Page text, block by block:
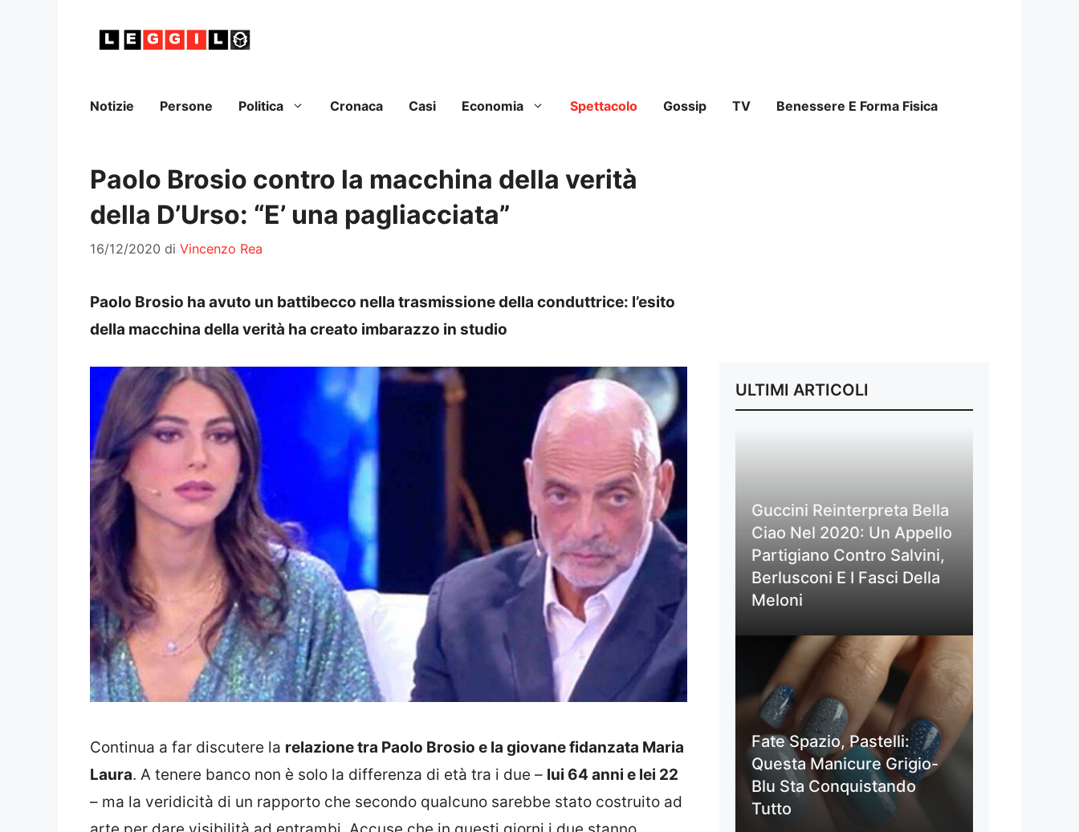
Notizie Persone Politica Cronaca Casi Economia Spettacolo Gossip TV Benessere E Forma Fisica
Paolo Brosio contro la macchina della verità
della D’Urso: “E’ una pagliacciata”
16/12/2020 di Vincenzo Rea
Paolo Brosio ha avuto un battibecco nella trasmissione della conduttrice: l’esito
della macchina della verità ha creato imbarazzo in studio
Continua a far discutere la relazione tra Paolo Brosio e la giovane fidanzata Maria
Laura. A tenere banco non è solo la differenza di età tra i due – lui 64 anni e lei 22
– ma la veridicità di un rapporto che secondo qualcuno sarebbe stato costruito ad
ULTIMI ARTICOLI
Guccini Reinterpreta Bella
Ciao Nel 2020: Un Appello
Partigiano Contro Salvini,
Berlusconi E I Fasci Della
Meloni
Fate Spazio, Pastelli:
Questa Manicure Grigio-
Blu Sta Conquistando
Tutto